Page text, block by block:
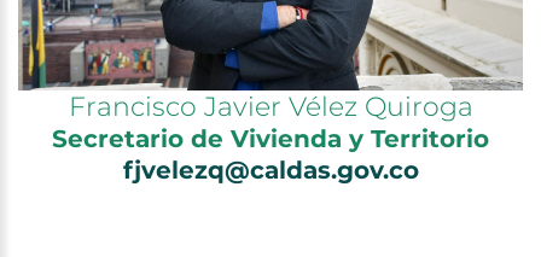
Francisco Javier Vélez Quiroga
Secretario de Vivienda y Territorio
fjvelezq@caldas.gov.co